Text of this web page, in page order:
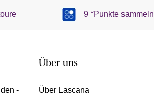
9 °Punkte sammeln
-
Über uns
Über Lascana